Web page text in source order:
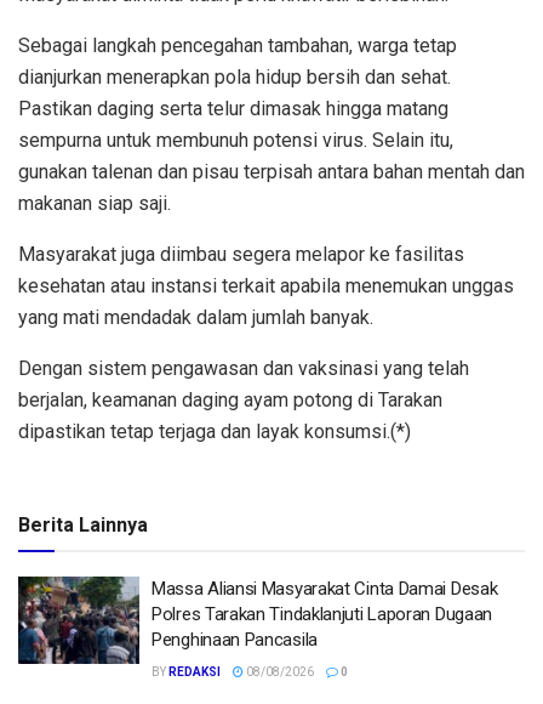
Sebagai langkah pencegahan tambahan, warga tetap
dianjurkan menerapkan pola hidup bersih dan sehat.
Pastikan daging serta telur dimasak hingga matang
sempurna untuk membunuh potensi virus. Selain itu,
gunakan talenan dan pisau terpisah antara bahan mentah dan
makanan siap saji.
Masyarakat juga diimbau segera melapor ke fasilitas
kesehatan atau instansi terkait apabila menemukan unggas
yang mati mendadak dalam jumlah banyak.
Dengan sistem pengawasan dan vaksinasi yang telah
berjalan, keamanan daging ayam potong di Tarakan
dipastikan tetap terjaga dan layak konsumsi.(*)
Berita Lainnya
Massa Aliansi Masyarakat Cinta Damai Desak
Polres Tarakan Tindaklanjuti Laporan Dugaan
Penghinaan Pancasila
BY REDAKSI 08/08/2026 0